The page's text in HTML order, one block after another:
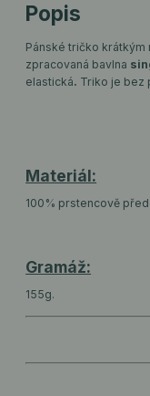
Popis
Pánské tričko krátkým
zpracovaná bavlna
elastická. Triko je bez
Materiál:
100% prstencově
Gramáž:
155g.